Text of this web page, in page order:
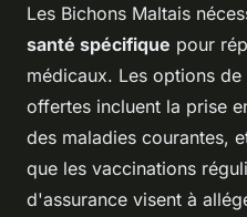
Les Bichons Maltais
santé spécifique pour
médicaux. Les options
offertes incluent la prise
des maladies courantes,
que les vaccinations
d'assurance visent à